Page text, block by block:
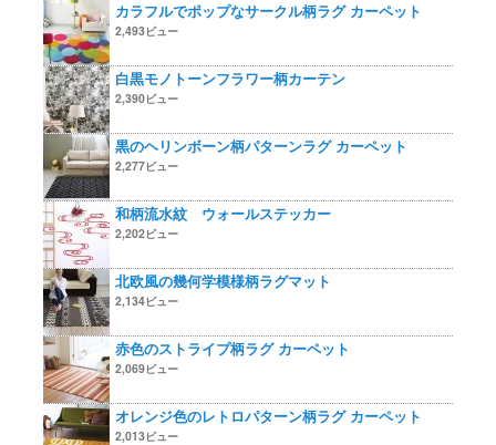
カラフルでポップなサークル柄ラグ カーペット
2,493ビュー
白黒モノトーンフラワー柄カーテン
2,390ビュー
黒のヘリンボーン柄パターンラグ カーペット
2,277ビュー
和柄流水紋 ウォールステッカー
2,202ビュー
北欧風の幾何学模様柄ラグマット
2,134ビュー
赤色のストライプ柄ラグ カーペット
2,069ビュー
オレンジ色のレトロパターン柄ラグ カーペット
2,013ビュー